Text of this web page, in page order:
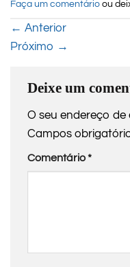
Faça um comentário ou
← Anterior
Próximo →
Deixe um
O seu endereço
Campos
Comentário*